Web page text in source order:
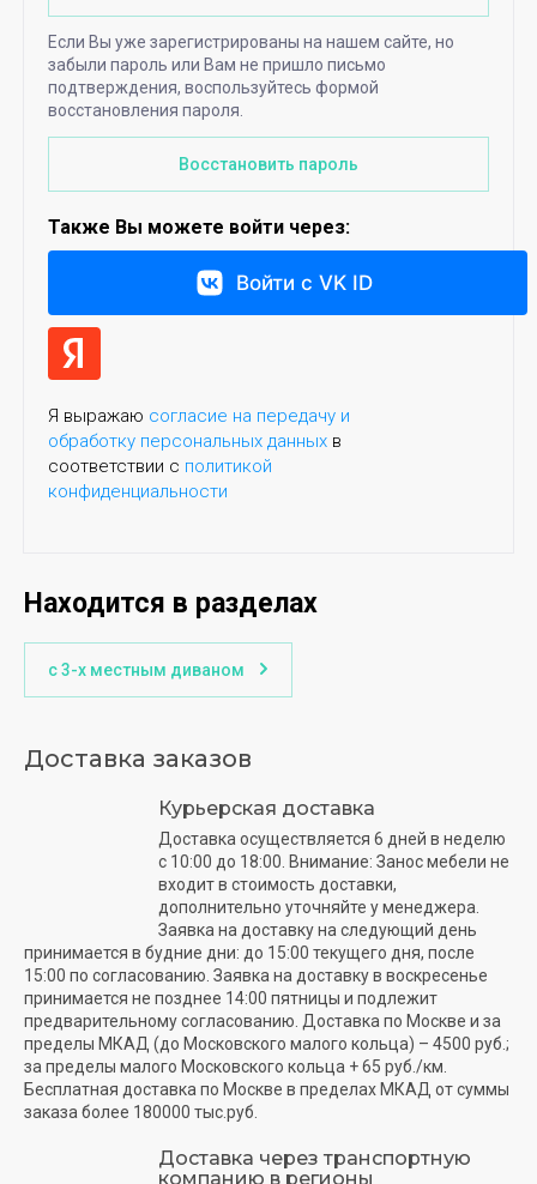
Если Вы уже зарегистрированы на нашем сайте, но
забыли пароль или Вам не пришло письмо
подтверждения, воспользуйтесь формой
восстановления пароля.
Восстановить пароль
Также Вы можете войти через:
Войти с VK ID
Я выражаю согласие на передачу и
обработку персональных данных в
соответствии с политикой
конфиденциальности
Находится в разделах
с 3-х местным диваном
Доставка заказов
Курьерская доставка
Доставка осуществляется 6 дней в неделю
с 10:00 до 18:00. Внимание: Занос мебели не
входит в стоимость доставки,
дополнительно уточняйте у менеджера.
Заявка на доставку на следующий день
принимается в будние дни: до 15:00 текущего дня, после
15:00 по согласованию. Заявка на доставку в воскресенье
принимается не позднее 14:00 пятницы и подлежит
предварительному согласованию. Доставка по Москве и за
пределы МКАД (до Московского малого кольца) – 4500 руб.;
за пределы малого Московского кольца + 65 руб./км.
Бесплатная доставка по Москве в пределах МКАД от суммы
заказа более 180000 тыс.руб.
Доставка через транспортную
компанию в регионы